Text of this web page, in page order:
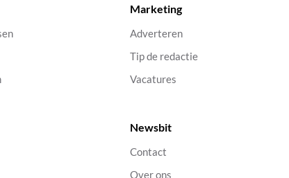
Marketing
Adverteren
Tip de redactie
Vacatures
Newsbit
Contact
Over ons